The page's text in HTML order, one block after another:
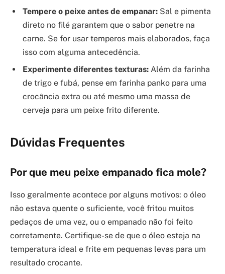
Tempere o peixe antes de empanar: Sal e pimenta
direto no filé garantem que o sabor penetre na
carne. Se for usar temperos mais elaborados, faça
isso com alguma antecedência.
Experimente diferentes texturas: Além da farinha
de trigo e fubá, pense em farinha panko para uma
crocância extra ou até mesmo uma massa de
cerveja para um peixe frito diferente.
Dúvidas Frequentes
Por que meu peixe empanado fica mole?
Isso geralmente acontece por alguns motivos: o óleo
não estava quente o suficiente, você fritou muitos
pedaços de uma vez, ou o empanado não foi feito
corretamente. Certifique-se de que o óleo esteja na
temperatura ideal e frite em pequenas levas para um
resultado crocante.